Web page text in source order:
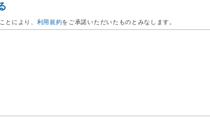
とにより、 利用規約をご承諾いただいたものとみなします。